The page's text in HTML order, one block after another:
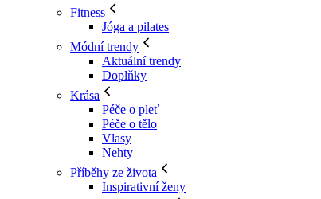
Fitness
Jóga a pilates
Módní trendy
Aktuální trendy
Doplňky
Krása
Péče o pleť
Péče o tělo
Vlasy
Nehty
Příběhy ze života
Inspirativní ženy